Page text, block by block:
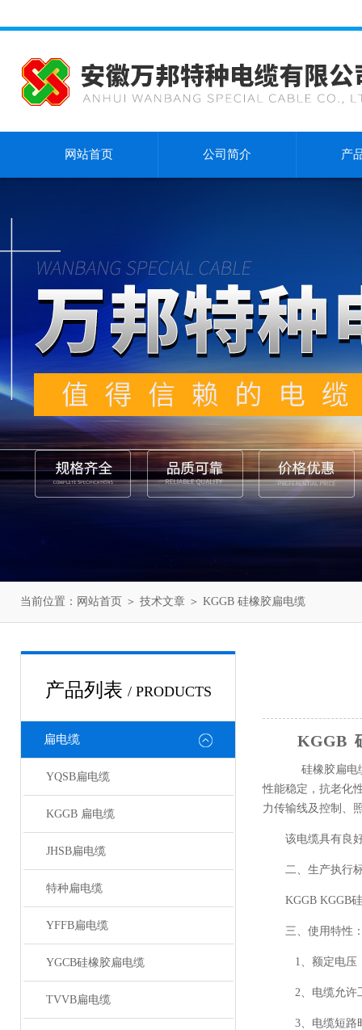
网站首页 公司简介 产
当前位置： 网站首页 ＞ 技术文章 ＞ KGGB 硅橡胶扁电缆
产品列表 / PRODUCTS
扁电缆
YQSB扁电缆
KGGB 扁电缆
JHSB扁电缆
特种扁电缆
YFFB扁电缆
YGCB硅橡胶扁电缆
TVVB扁电缆
KGGB
硅橡胶扁电
性能稳定，抗老化
力传输线及控制、
该电缆具有良
二、生产执行
KGGB KGGB
三、使用特性
1、额定电压
2、电缆允许
3、电缆短路